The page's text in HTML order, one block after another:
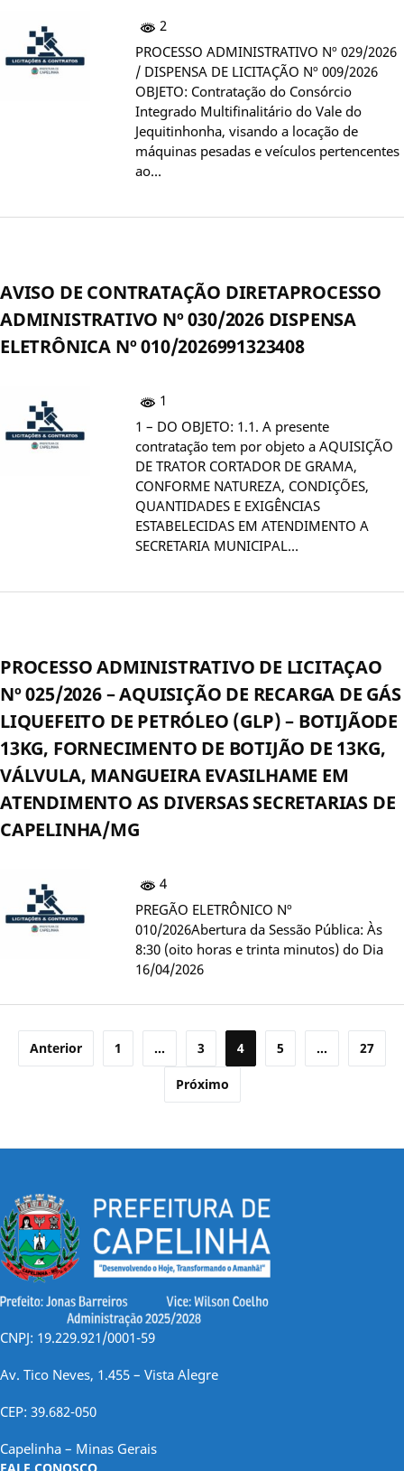
2
PROCESSO ADMINISTRATIVO Nº 029/2026
/ DISPENSA DE LICITAÇÃO Nº 009/2026
OBJETO: Contratação do Consórcio
Integrado Multifinalitário do Vale do
Jequitinhonha, visando a locação de
máquinas pesadas e veículos pertencentes
ao…
AVISO DE CONTRATAÇÃO DIRETAPROCESSO
ADMINISTRATIVO Nº 030/2026 DISPENSA
ELETRÔNICA Nº 010/2026991323408
1
1 – DO OBJETO: 1.1. A presente
contratação tem por objeto a AQUISIÇÃO
DE TRATOR CORTADOR DE GRAMA,
CONFORME NATUREZA, CONDIÇÕES,
QUANTIDADES E EXIGÊNCIAS
ESTABELECIDAS EM ATENDIMENTO A
SECRETARIA MUNICIPAL…
PROCESSO ADMINISTRATIVO DE LICITAÇAO
Nº 025/2026 – AQUISIÇÃO DE RECARGA DE GÁS
LIQUEFEITO DE PETRÓLEO (GLP) – BOTIJÃODE
13KG, FORNECIMENTO DE BOTIJÃO DE 13KG,
VÁLVULA, MANGUEIRA EVASILHAME EM
ATENDIMENTO AS DIVERSAS SECRETARIAS DE
CAPELINHA/MG
4
PREGÃO ELETRÔNICO Nº
010/2026Abertura da Sessão Pública: Às
8:30 (oito horas e trinta minutos) do Dia
16/04/2026
Paginação
Anterior 1 … 3 4 5 … 27
Próximo
CNPJ: 19.229.921/0001-59
Av. Tico Neves, 1.455 – Vista Alegre
CEP: 39.682-050
Capelinha – Minas Gerais
FALE CONOSCO